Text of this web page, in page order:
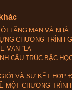
LÃNG MẠN VÀ NHÀ
CHƯƠNG TRÌNH
VĂN “LẠ”
CẤU TRÚC BẬC
VÀ SỰ KẾT HỢP
MỘT CHƯƠNG